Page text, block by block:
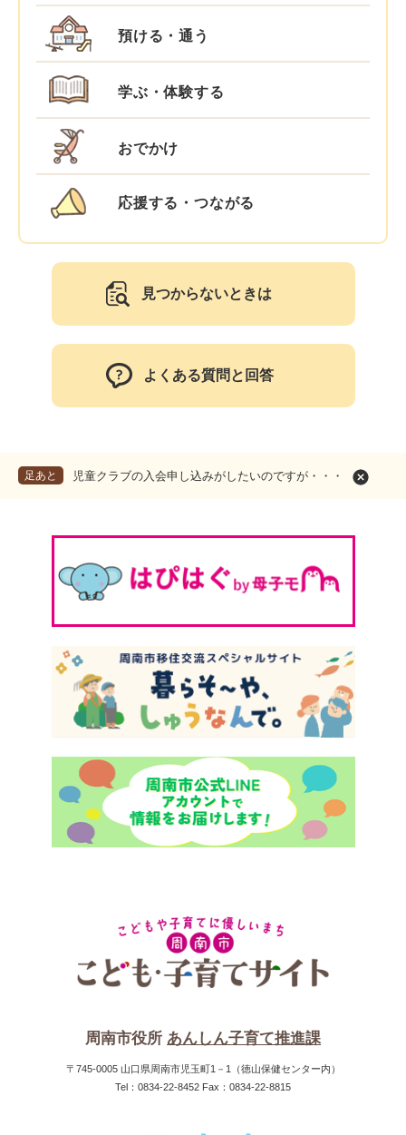
預ける・通う
学ぶ・体験する
おでかけ
応援する・つながる
見つからないときは
よくある質問と回答
足あと 児童クラブの入会申し込みがしたいのですが・・・
周南市役所 あんしん子育て推進課
〒745-0005 山口県周南市児玉町1－1（徳山保健センター内）
Tel：0834-22-8452 Fax：0834-22-8815